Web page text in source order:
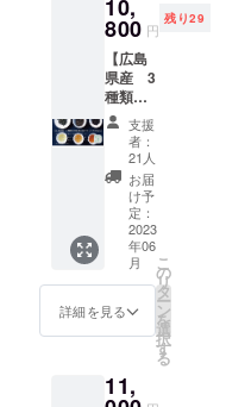
のお手
紙 ※新
茶はで
きたて
を最優
先で送
らせて
頂きま
す。お
早めに
お飲み
下さい
※ティー
チケッ
トの有
効期限
は2023
ターン
2023年
度 で
きたて
の新茶
（和紅
茶)（広
島県
産）
（20g）
×1 ・お
礼のお
手紙×1
※新茶は
できた
てを最
優先で
お早め
10,
800 円
残り29
【広島
県産 3
種類の
新茶飲
み比べ
セット
のお返
し】 ・
2023年
度 で
きたて
の新茶
（煎
茶）
（広島
県産）
（20g）
×1 ・
2023年
支援
者：
21人
お届
け予
定：
2023
年06
月
詳細を見る
こ
の
リ
タ
ー
ン
を
選
択
す
る
11,